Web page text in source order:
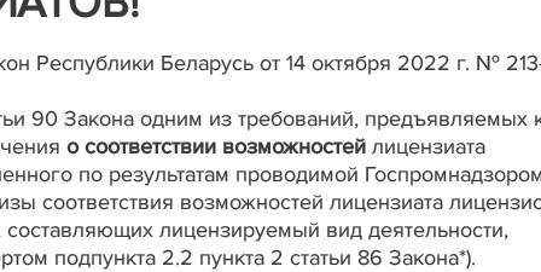
Республики Беларусь от 14 октября 2022 г. №
90 Закона одним из требований, предъявляемых
о соответствии возможностей лицензиата
по результатам проводимой
соответствия возможностей лицензиата
составляющих лицензируемый вид деятельности,
подпункта 2.2 пункта 2 статьи 86 Закона*).